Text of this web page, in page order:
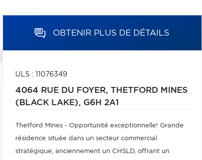
OBTENIR PLUS DE DÉTAILS
ULS : 11076349
4064 RUE DU FOYER, THETFORD MINES
(BLACK LAKE), G6H 2A1
Thetford Mines - Opportunité exceptionnelle! Grande
résidence située dans un secteur commercial
stratégique, anciennement un CHSLD, offrant un